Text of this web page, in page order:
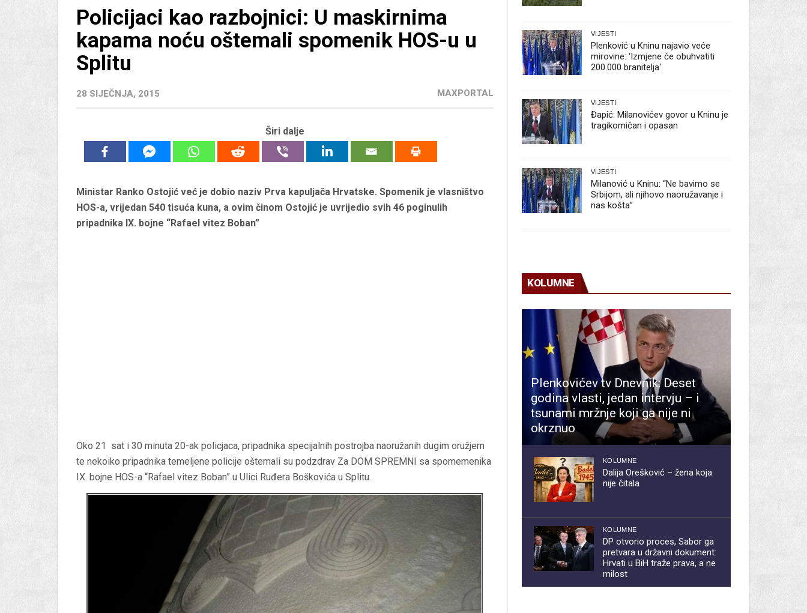
Policijaci kao razbojnici: U maskirnima
kapama noću oštemali spomenik HOS-u u
Splitu
28 SIJEČNJA, 2015 MAXPORTAL
Širi dalje
Ministar Ranko Ostojić već je dobio naziv Prva kapuljača Hrvatske. Spomenik je vlasništvo
HOS-a, vrijedan 540 tisuća kuna, a ovim činom Ostojić je uvrijedio svih 46 poginulih
pripadnika IX. bojne “Rafael vitez Boban”
Oko 21 sat i 30 minuta 20-ak policjaca, pripadnika specijalnih postrojba naoružanih dugim oružjem
te nekoiko pripadnika temeljene policije oštemali su podzdrav Za DOM SPREMNI sa spomemenika
IX. bojne HOS-a “Rafael vitez Boban” u Ulici Ruđera Boškovića u Splitu.
VIJESTI
Plenković u Kninu najavio veće
mirovine: ‘Izmjene će obuhvatiti
200.000 branitelja‘
VIJESTI
Đapić: Milanovićev govor u Kninu je
tragikomičan i opasan
VIJESTI
Milanović u Kninu: “Ne bavimo se
Srbijom, ali njihovo naoružavanje i
nas košta”
KOLUMNE
Plenkovićev tv Dnevnik: Deset
godina vlasti, jedan intervju – i
tsunami mržnje koji ga nije ni
okrznuo
KOLUMNE
Dalija Orešković – žena koja
nije čitala
KOLUMNE
DP otvorio proces, Sabor ga
pretvara u državni dokument:
Hrvati u BiH traže prava, a ne
milost